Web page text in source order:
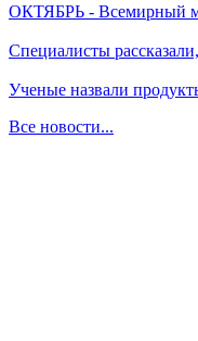
ОКТЯБРЬ - Всемирный
Специалисты
Ученые назвали
Все новости...